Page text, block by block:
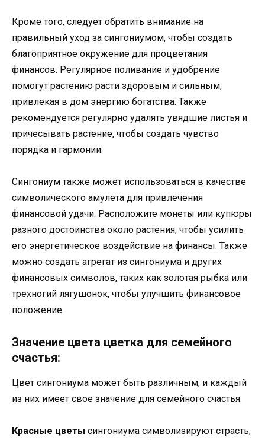
Кроме того, следует обратить внимание на
правильный уход за сингониумом, чтобы создать
благоприятное окружение для процветания
финансов. Регулярное поливание и удобрение
помогут растению расти здоровым и сильным,
привлекая в дом энергию богатства. Также
рекомендуется регулярно удалять увядшие листья и
причесывать растение, чтобы создать чувство
порядка и гармонии.
Сингониум также может использоваться в качестве
символического амулета для привлечения
финансовой удачи. Расположите монеты или купюры
разного достоинства около растения, чтобы усилить
его энергетическое воздействие на финансы. Также
можно создать агрегат из сингониума и других
финансовых символов, таких как золотая рыбка или
трехногий лягушонок, чтобы улучшить финансовое
положение.
Значение цвета цветка для семейного
счастья:
Цвет сингониума может быть различным, и каждый
из них имеет свое значение для семейного счастья.
Красные цветы сингониума символизируют страсть,